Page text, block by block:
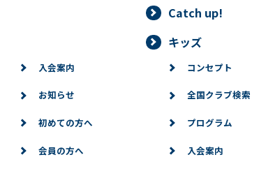
Catch up!
入会案内
お知らせ
初めての方へ
会員の方へ
キッズ
コンセプト
全国クラブ検索
プログラム
入会案内